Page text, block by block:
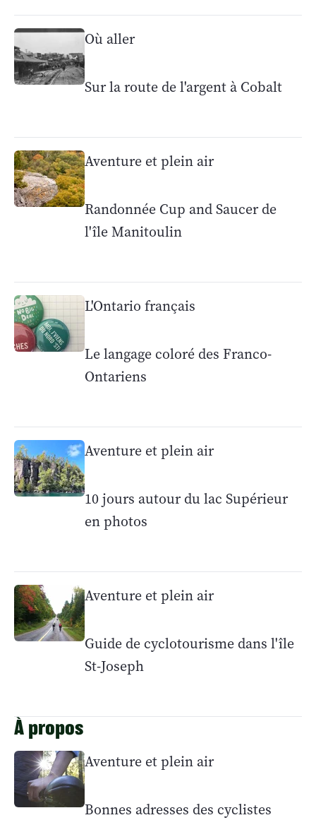
Où aller
Sur la route de l'argent à Cobalt
Aventure et plein air
Randonnée Cup and Saucer de
l'île Manitoulin
L'Ontario français
Le langage coloré des Franco-
Ontariens
Aventure et plein air
10 jours autour du lac Supérieur
en photos
Aventure et plein air
Guide de cyclotourisme dans l'île
St-Joseph
À propos
Aventure et plein air
Bonnes adresses des cyclistes